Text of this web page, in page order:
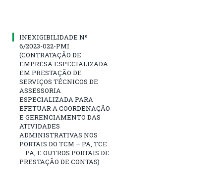
INEXIGIBILIDADE Nº
6/2023-022-PMI
(CONTRATAÇÃO DE
EMPRESA ESPECIALIZADA
EM PRESTAÇÃO DE
SERVIÇOS TÉCNICOS DE
ASSESSORIA
ESPECIALIZADA PARA
EFETUAR A COORDENAÇÃO
E GERENCIAMENTO DAS
ATIVIDADES
ADMINISTRATIVAS NOS
PORTAIS DO TCM – PA, TCE
– PA, E OUTROS PORTAIS DE
PRESTAÇÃO DE CONTAS)